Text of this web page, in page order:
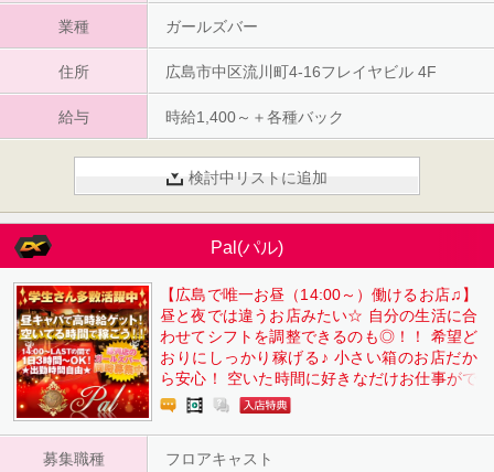
業種 ガールズバー
住所 広島市中区流川町4-16フレイヤビル 4F
給与 時給1,400～＋各種バック
検討中リストに追加
Pal(パル)
【広島で唯一お昼（14:00～）働けるお店♫】
昼と夜では違うお店みたい☆ 自分の生活に合
わせてシフトを調整できるのも◎！！ 希望ど
おりにしっかり稼げる♪ 小さい箱のお店だか
ら安心！ 空いた時間に好きなだけお仕事がで
きます(^O^) ☆日曜日も稼げるのが魅力です
★～ 【14:00～16:00の４ｈだけでも最低6,00
0円❢】 ４ｈ×20日 月120,000円のお小遣い
募集職種 フロアキャスト